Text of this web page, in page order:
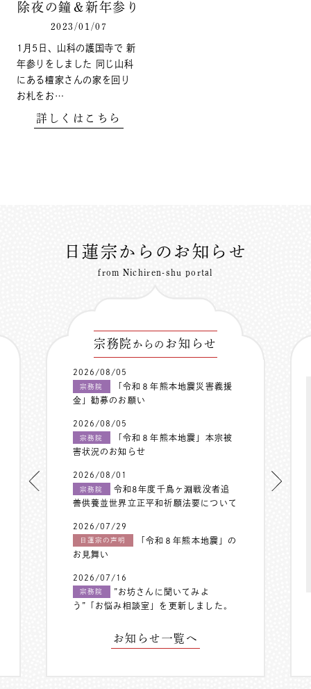
除夜の鐘＆新年参り
2023/01/07
1月5日、山科の護国寺で 新
年参りをしました 同じ山科
にある檀家さんの家を回り
お札をお…
詳しくはこちら
日蓮宗からのお知らせ
from Nichiren-shu portal
宗務院 からの お知らせ
2026/08/05
宗務院
「令和８年熊本地震災害義援
金」勧募のお願い
2026/08/05
宗務院
「令和８年熊本地震」本宗被
害状況のお知らせ
2026/08/01
宗務院
令和8年度千鳥ヶ淵戦没者追
善供養並世界立正平和祈願法要について
2026/07/29
日蓮宗の声明
「令和８年熊本地震」の
お見舞い
2026/07/16
宗務院
”お坊さんに聞いてみよ
う”「お悩み相談室」を更新しました。
お知らせ一覧へ